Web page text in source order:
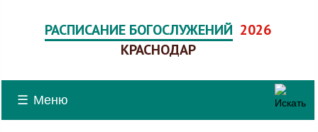
РАСПИСАНИЕ БОГОСЛУЖЕНИЙ 2026
КРАСНОДАР
☰ Меню